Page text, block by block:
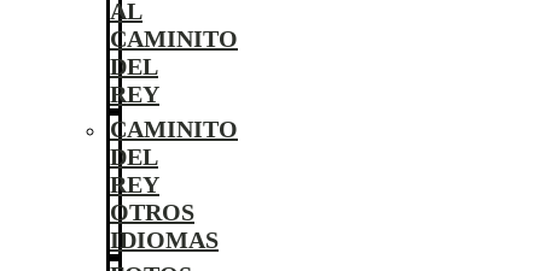
AL
CAMINITO
DEL
REY
CAMINITO
DEL
REY
OTROS
IDIOMAS